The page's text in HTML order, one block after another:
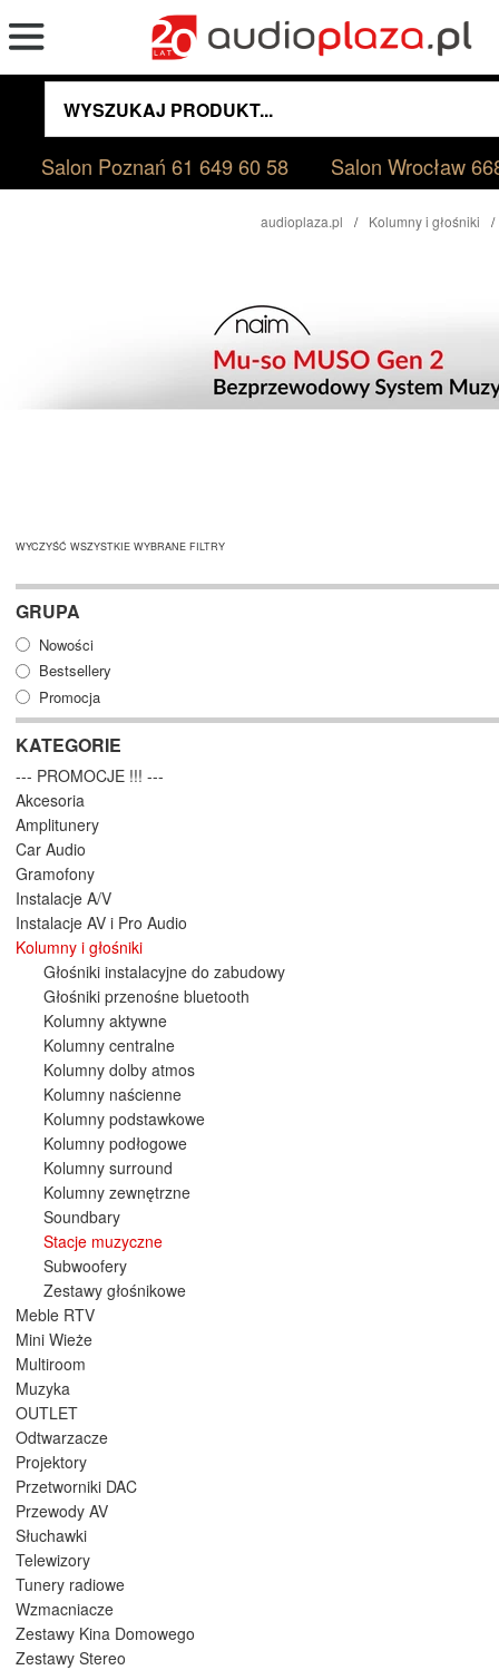
Salon Poznań61 649 60 58 Salon Wrocław
audioplaza.pl Kolumny i głośniki
WYCZYŚĆ WSZYSTKIE WYBRANE FILTRY
GRUPA
Nowości
Bestsellery
Promocja
KATEGORIE
--- PROMOCJE !!! ---
Akcesoria
Amplitunery
Car Audio
Gramofony
Instalacje A/V
Instalacje AV i Pro Audio
Kolumny i głośniki
Głośniki instalacyjne do zabudowy
Głośniki przenośne bluetooth
Kolumny aktywne
Kolumny centralne
Kolumny dolby atmos
Kolumny naścienne
Kolumny podstawkowe
Kolumny podłogowe
Kolumny surround
Kolumny zewnętrzne
Soundbary
Stacje muzyczne
Subwoofery
Zestawy głośnikowe
Meble RTV
Mini Wieże
Multiroom
Muzyka
OUTLET
Odtwarzacze
Projektory
Przetworniki DAC
Przewody AV
Słuchawki
Telewizory
Tunery radiowe
Wzmacniacze
Zestawy Kina Domowego
Zestawy Stereo